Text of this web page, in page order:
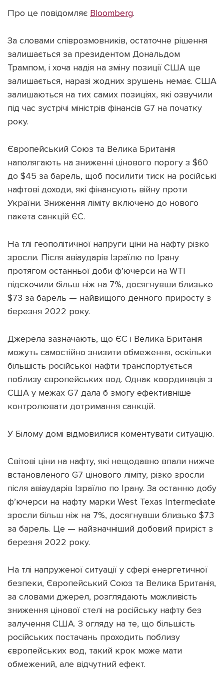
Підтримати dyvys.info
Про це повідомляє Bloomberg.
За словами співрозмовників, остаточне рішення
залишається за президентом Дональдом
Трампом, і хоча надія на зміну позиції США ще
залишається, наразі жодних зрушень немає. США
залишаються на тих самих позиціях, які озвучили
під час зустрічі міністрів фінансів G7 на початку
року.
Європейський Союз та Велика Британія
наполягають на зниженні цінового порогу з $60
до $45 за барель, щоб посилити тиск на російські
нафтові доходи, які фінансують війну проти
України. Зниження ліміту включено до нового
пакета санкцій ЄС.
На тлі геополітичної напруги ціни на нафту різко
зросли. Після авіаударів Ізраїлю по Ірану
протягом останньої доби ф’ючерси на WTI
підскочили більш ніж на 7%, досягнувши близько
$73 за барель — найвищого денного приросту з
березня 2022 року.
Джерела зазначають, що ЄС і Велика Британія
можуть самостійно знизити обмеження, оскільки
більшість російської нафти транспортується
поблизу європейських вод. Однак координація з
США у межах G7 дала б змогу ефективніше
контролювати дотримання санкцій.
У Білому домі відмовилися коментувати ситуацію.
Світові ціни на нафту, які нещодавно впали нижче
встановленого G7 цінового ліміту, різко зросли
після авіаударів Ізраїлю по Ірану. За останню добу
ф’ючерси на нафту марки West Texas Intermediate
зросли більш ніж на 7%, досягнувши близько $73
за барель. Це — найзначніший добовий приріст з
березня 2022 року.
На тлі напруженої ситуації у сфері енергетичної
безпеки, Європейський Союз та Велика Британія,
за словами джерел, розглядають можливість
зниження цінової стелі на російську нафту без
залучення США. З огляду на те, що більшість
російських постачань проходить поблизу
європейських вод, такий крок може мати
обмежений, але відчутний ефект.